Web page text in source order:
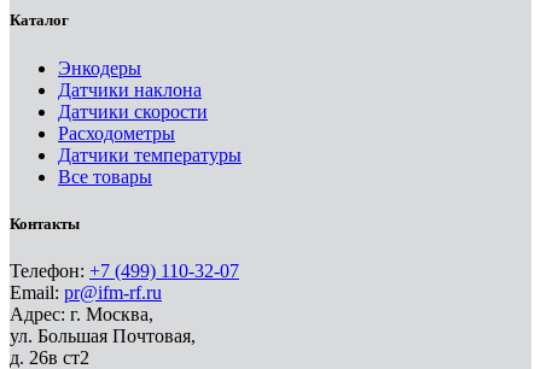
Каталог
Энкодеры
Датчики наклона
Датчики скорости
Расходометры
Датчики температуры
Все товары
Контакты
Телефон: +7 (499) 110-32-07
Email: pr@ifm-rf.ru
Адрес: г. Москва,
ул. Большая Почтовая,
д. 26в ст2